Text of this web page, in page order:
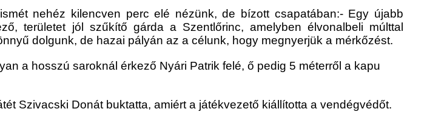
nehéz kilencven perc elé nézünk, de bízott csapatában:- Egy újabb
területet jól szűkítő gárda a Szentlőrinc, amelyben élvonalbeli múlttal
dolgunk, de hazai pályán az a célunk, hogy megnyerjük a mérkőzést.
a hosszú saroknál érkező Nyári Patrik felé, ő pedig 5 méterről a kapu
Szivacski Donát buktatta, amiért a játékvezető kiállította a vendégvédőt.